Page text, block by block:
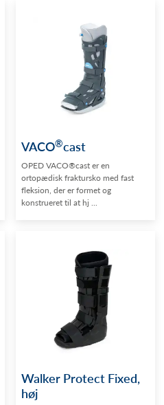
VACO®cast
OPED VACO®cast er en
ortopædisk fraktursko med fast
fleksion, der er formet og
konstrueret til at hj ...
Walker Protect Fixed,
høj